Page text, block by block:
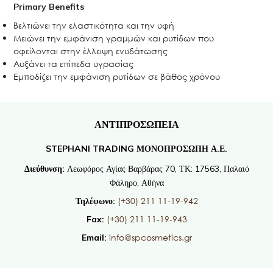
Primary Benefits
Βελτιώνει την ελαστικότητα και την υφή
Μειώνει την εμφάνιση γραμμών και ρυτίδων που
οφείλονται στην έλλειψη ενυδάτωσης
Αυξάνει τα επίπεδα υγρασίας
Εμποδίζει την εμφάνιση ρυτίδων σε βάθος χρόνου
ΑΝΤΙΠΡΟΣΩΠΕΙΑ
STEPHANI TRADING ΜΟΝΟΠΡΟΣΩΠΗ Α.Ε.
Διεύθυνση: Λεωφόρος Αγίας Βαρβάρας 70, ΤΚ: 17563, Παλαιό
Φάληρο, Αθήνα
Τηλέφωνο: (+30) 211 11-19-942
Fax: (+30) 211 11-19-943
Email: info@spcosmetics.gr